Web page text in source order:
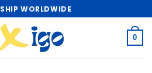
WORLDWIDE
0